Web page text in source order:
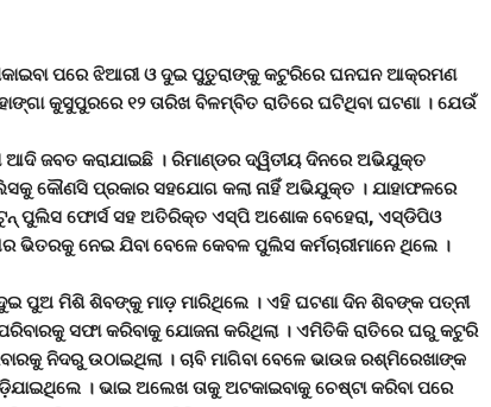
ପରେ ଝିଆରୀ ଓ ଦୁଇ ପୁତୁରାଙ୍କୁ କଟୁରିରେ ଘନଘନ ଆକ୍ରମଣ
କୁସୁପୁରରେ ୧୨ ତାରିଖ ବିଳମ୍ବିତ ରାତିରେ ଘଟିଥିବା ଘଟଣା । ଯେଉଁ
ଆଦି ଜବତ କରାଯାଇଛି । ରିମାଣ୍ଡର ଦ୍ୱିତୀୟ ଦିନରେ ଅଭିଯୁକ୍ତ
କୌଣସି ପ୍ରକାର ସହଯୋଗ କଲା ନାହିଁ ଅଭିଯୁକ୍ତ । ଯାହାଫଳରେ
ପୁଲିସ ଫୋର୍ସ ସହ ଅତିରିକ୍ତ ଏସ୍ପି ଅଶୋକ ବେହେରା, ଏସ୍ଡିପିଓ
ଭିତରକୁ ନେଇ ଯିବା ବେଳେ କେବଳ ପୁଲିସ କର୍ମଚାରୀମାନେ ଥିଲେ ।
ଦୁଇ ପୁଅ ମିଶି ଶିବଙ୍କୁ ମାଡ଼ ମାରିଥିଲେ । ଏହି ଘଟଣା ଦିନ ଶିବଙ୍କ ପତ୍ନୀ
ସଫା କରିବାକୁ ଯୋଜନା କରିଥିଲା । ଏମିତିକି ରାତିରେ ଘରୁ କଟୁରି
ନିଦରୁ ଉଠାଇଥିଲା । ଚାବି ମାଗିବା ବେଳେ ଭାଉଜ ରଶ୍ମିରେଖାଙ୍କ
। ଭାଇ ଅଲେଖ ତାକୁ ଅଟକାଇବାକୁ ଚେଷ୍ଟା କରିବା ପରେ